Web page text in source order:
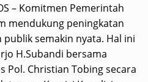
– Komitmen Pemerintah
mendukung peningkatan
semakin nyata. Hal ini
H.Subandi bersama
Pol. Christian Tobing secara